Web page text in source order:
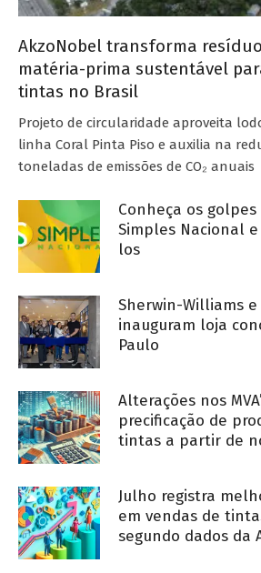
AkzoNobel transforma
matéria-prima sustentável
tintas no Brasil
Projeto de circularidade aproveita
linha Coral Pinta Piso e auxilia na
toneladas de emissões de CO₂ anuais
Conheça os
Simples Nacional
los
Sherwin-Williams
inauguram loja
Paulo
Alterações nos
precificação de
tintas a partir de
Julho registra
em vendas de
segundo dados da